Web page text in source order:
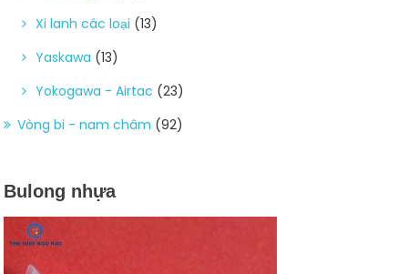
Xi lanh các loại (13)
Yaskawa (13)
Yokogawa - Airtac (23)
Vòng bi - nam châm (92)
Bulong nhựa